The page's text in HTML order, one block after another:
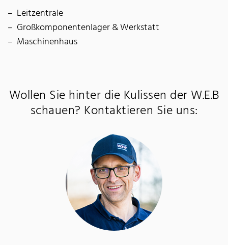
Leitzentrale
Großkomponentenlager & Werkstatt
Maschinenhaus
Wollen Sie hinter die Kulissen der W.E.B
schauen? Kontaktieren Sie uns: